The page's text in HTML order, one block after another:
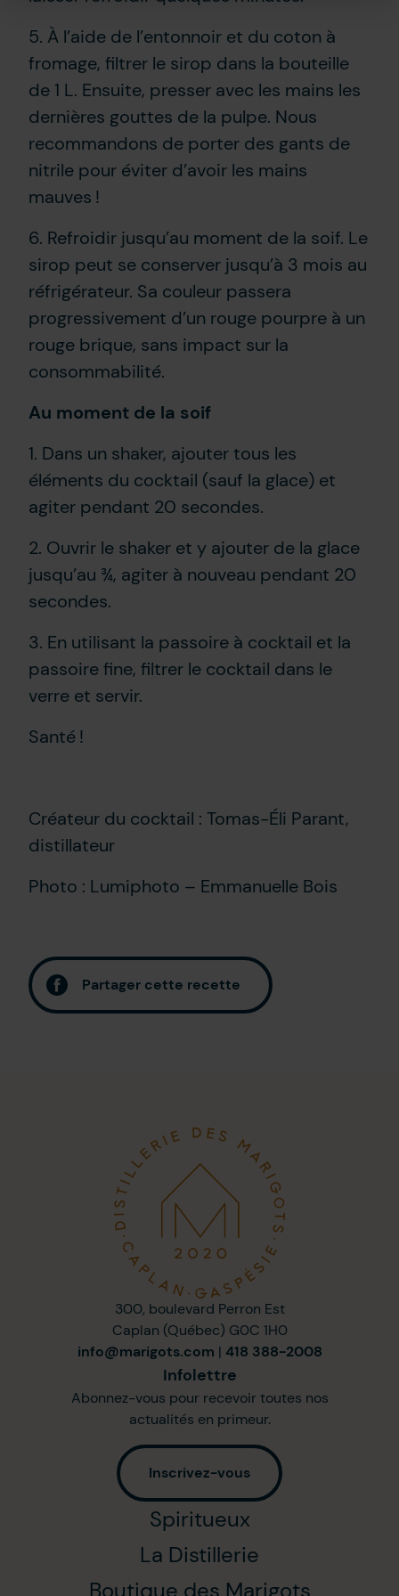
5. À l’aide de l’entonnoir et du coton à
fromage, filtrer le sirop dans la bouteille
de 1 L. Ensuite, presser avec les mains les
dernières gouttes de la pulpe. Nous
recommandons de porter des gants de
nitrile pour éviter d’avoir les mains
mauves !
6. Refroidir jusqu’au moment de la soif. Le
sirop peut se conserver jusqu’à 3 mois au
réfrigérateur. Sa couleur passera
progressivement d’un rouge pourpre à un
rouge brique, sans impact sur la
consommabilité.
Au moment de la soif
1. Dans un shaker, ajouter tous les
éléments du cocktail (sauf la glace) et
agiter pendant 20 secondes.
2. Ouvrir le shaker et y ajouter de la glace
jusqu’au ¾, agiter à nouveau pendant 20
secondes.
3. En utilisant la passoire à cocktail et la
passoire fine, filtrer le cocktail dans le
verre et servir.
Santé !
Créateur du cocktail : Tomas-Éli Parant,
distillateur
Photo : Lumiphoto – Emmanuelle Bois
Partager cette recette
300, boulevard Perron Est
Caplan (Québec) G0C 1H0
info@marigots.com | 418 388-2008
Infolettre
Abonnez-vous pour recevoir toutes nos
actualités en primeur.
Inscrivez-vous
Spiritueux
La Distillerie
Boutique des Marigots